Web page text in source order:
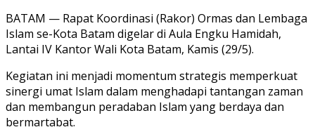
BATAM — Rapat Koordinasi (Rakor) Ormas dan Lembaga
Islam se-Kota Batam digelar di Aula Engku Hamidah,
Lantai IV Kantor Wali Kota Batam, Kamis (29/5).
Kegiatan ini menjadi momentum strategis memperkuat
sinergi umat Islam dalam menghadapi tantangan zaman
dan membangun peradaban Islam yang berdaya dan
bermartabat.